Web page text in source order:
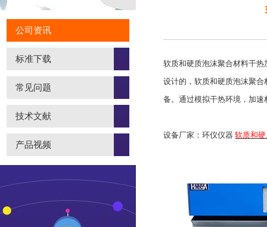
公司资讯
标准下载
常见问题
技术文献
产品视频
软质和硬质泡沫聚合材料干
设计的，软质和硬质泡沫聚
备。通过模拟干热环境，加
设备厂家：环仪仪器软质和